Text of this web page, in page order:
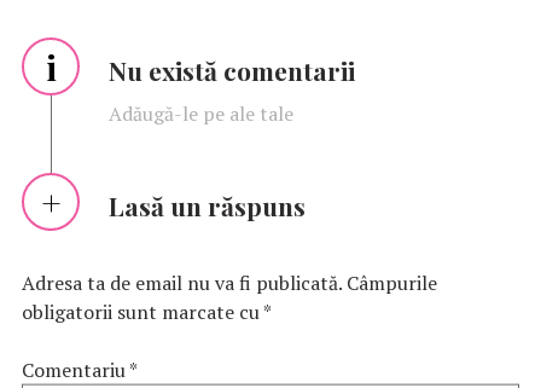
i Nu există comentarii
Adăugă-le pe ale tale
Lasă un răspuns
Adresa ta de email nu va fi publicată. Câmpurile
obligatorii sunt marcate cu*
Comentariu*